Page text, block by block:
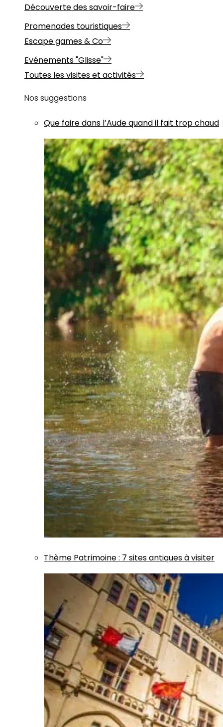
Découverte des savoir-faire
Promenades touristiques
Escape games & Co
Evénements "Glisse"
Toutes les visites et activités
Nos suggestions
Que faire dans l’Aude quand il fait trop chaud
Thème Patrimoine: 7 sites antiques à visiter